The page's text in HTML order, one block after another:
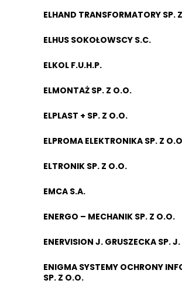
ELHAND TRANSFORMATORY SP.
ELHUS SOKOŁOWSCY S.C.
ELKOL F.U.H.P.
ELMONTAŻ SP. Z O.O.
ELPLAST + SP. Z O.O.
ELPROMA ELEKTRONIKA SP. Z
ELTRONIK SP. Z O.O.
EMCA S.A.
ENERGO – MECHANIK SP. Z O.O.
ENERVISION J. GRUSZECKA SP. J.
ENIGMA SYSTEMY OCHRONY
SP. Z O.O.